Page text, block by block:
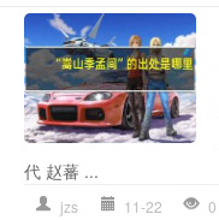
代 赵蕃 ...
jzs 11-22 0